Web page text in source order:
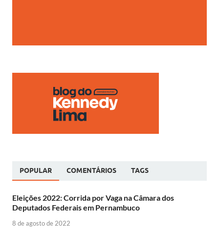
POPULAR COMENTÁRIOS TAGS
Eleições 2022: Corrida por Vaga na Câmara dos
Deputados Federais em Pernambuco
8 de agosto de 2022